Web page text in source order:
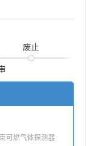
废止
可燃气体探测器